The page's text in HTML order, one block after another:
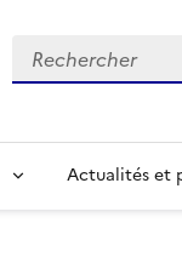
Rechercher
Input to search in solr
Actualités et